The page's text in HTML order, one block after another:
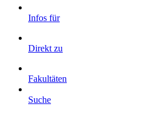
Infos für
Direkt zu
Fakultäten
Suche